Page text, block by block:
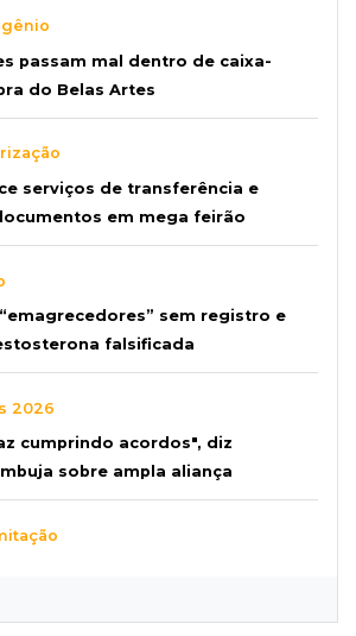
passam mal dentro de caixa-
do Belas Artes
serviços de transferência e
em mega feirão
sem registro e
falsificada
2026
cumprindo acordos", diz
sobre ampla aliança